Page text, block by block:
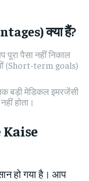
क्या हैं?
पैसा नहीं निकाल
(Short-term goals)
बड़ी मेडिकल इमरजेंसी
होता।
हो गया है। आप